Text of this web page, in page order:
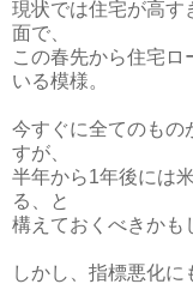
現状では住宅が高す
面で、
この春先から住宅ロ
いる模様。
今すぐに全てのもの
すが、
半年から1年後には
る、と
構えておくべきかも
しかし、指標悪化